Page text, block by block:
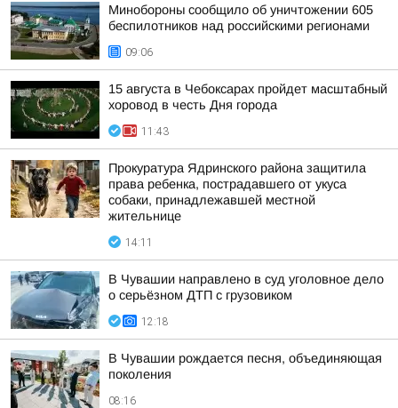
Минобороны сообщило об уничтожении 605
беспилотников над российскими регионами
09:06
15 августа в Чебоксарах пройдет масштабный
хоровод в честь Дня города
11:43
Прокуратура Ядринского района защитила
права ребенка, пострадавшего от укуса
собаки, принадлежавшей местной
жительнице
14:11
В Чувашии направлено в суд уголовное дело
о серьёзном ДТП с грузовиком
12:18
В Чувашии рождается песня, объединяющая
поколения
08:16